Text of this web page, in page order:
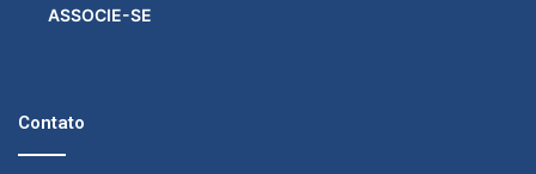
ASSOCIE-SE
Contato